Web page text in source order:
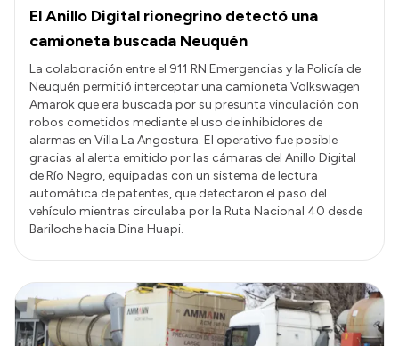
El Anillo Digital rionegrino detectó una
camioneta buscada Neuquén
La colaboración entre el 911 RN Emergencias y la Policía de
Neuquén permitió interceptar una camioneta Volkswagen
Amarok que era buscada por su presunta vinculación con
robos cometidos mediante el uso de inhibidores de
alarmas en Villa La Angostura. El operativo fue posible
gracias al alerta emitido por las cámaras del Anillo Digital
de Río Negro, equipadas con un sistema de lectura
automática de patentes, que detectaron el paso del
vehículo mientras circulaba por la Ruta Nacional 40 desde
Bariloche hacia Dina Huapi.